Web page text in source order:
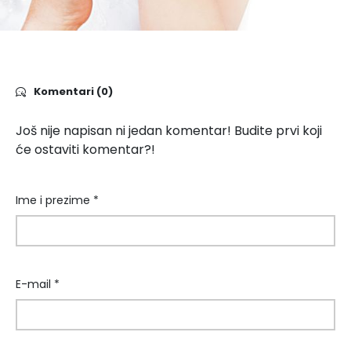
Komentari (0)
Još nije napisan ni jedan komentar! Budite prvi koji
će ostaviti komentar?!
Ime i prezime *
E-mail *